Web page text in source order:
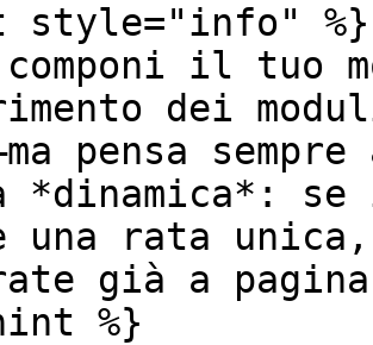
style="info" %}
componi il
dei
pensa
*dinamica*: se
una rata
già a
%}